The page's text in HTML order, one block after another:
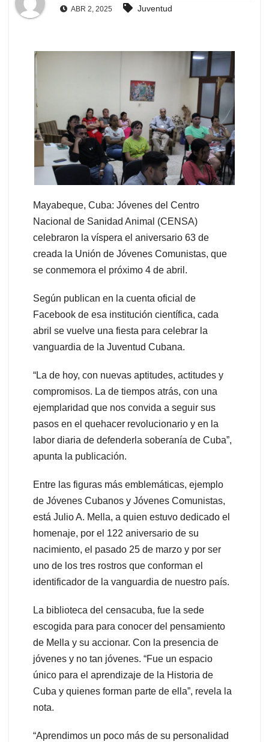
ABR 2, 2025 Juventud
Mayabeque, Cuba: Jóvenes del Centro
Nacional de Sanidad Animal (CENSA)
celebraron la víspera el aniversario 63 de
creada la Unión de Jóvenes Comunistas, que
se conmemora el próximo 4 de abril.
Según publican en la cuenta oficial de
Facebook de esa institución científica, cada
abril se vuelve una fiesta para celebrar la
vanguardia de la Juventud Cubana.
“La de hoy, con nuevas aptitudes, actitudes y
compromisos. La de tiempos atrás, con una
ejemplaridad que nos convida a seguir sus
pasos en el quehacer revolucionario y en la
labor diaria de defenderla soberanía de Cuba”,
apunta la publicación.
Entre las figuras más emblemáticas, ejemplo
de Jóvenes Cubanos y Jóvenes Comunistas,
está Julio A. Mella, a quien estuvo dedicado el
homenaje, por el 122 aniversario de su
nacimiento, el pasado 25 de marzo y por ser
uno de los tres rostros que conforman el
identificador de la vanguardia de nuestro país.
La biblioteca del censacuba, fue la sede
escogida para para conocer del pensamiento
de Mella y su accionar. Con la presencia de
jóvenes y no tan jóvenes. “Fue un espacio
único para el aprendizaje de la Historia de
Cuba y quienes forman parte de ella”, revela la
nota.
“Aprendimos un poco más de su personalidad